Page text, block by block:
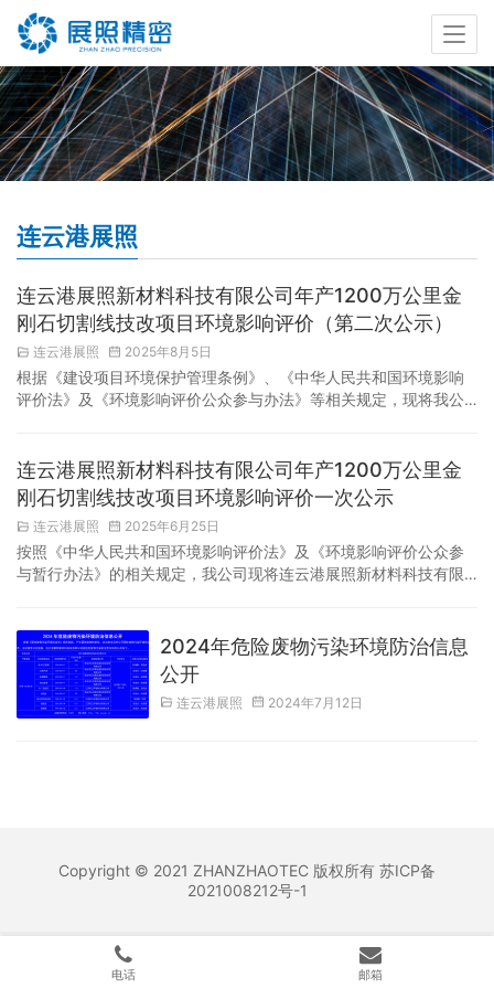
连云港展照
连云港展照新材料科技有限公司年产1200万公里金
刚石切割线技改项目环境影响评价（第二次公示）
连云港展照 2025年8月5日
根据《建设项目环境保护管理条例》、《中华人民共和国环境影响
评价法》及《环境影响评价公众参与办法》等相关规定，现将我公
称及地址项目名称：年产1200万公里金刚石切割线技改项目建设单
位：连云港展照新材料科技有限公司建设地点：灌云县杨集镇工业
集中区展照新材料现有厂房建设概况：项目计…
连云港展照新材料科技有限公司年产1200万公里金
刚石切割线技改项目环境影响评价一次公示
连云港展照 2025年6月25日
按照《中华人民共和国环境影响评价法》及《环境影响评价公众参
与暂行办法》的相关规定，我公司现将连云港展照新材料科技有限
里金刚石切割线技改项目建设地点：灌云县杨集镇工业集中区展照
新材料现有厂房项目建设内容及规模：项目计划总投资500万元，
拟购置金刚石线涂覆机生产线16条、钨丝母线生…
2024年危险废物污染环境防治信息
公开
连云港展照 2024年7月12日
Copyright © 2021 ZHANZHAOTEC 版权所有 苏ICP备
2021008212号-1
电话 邮箱